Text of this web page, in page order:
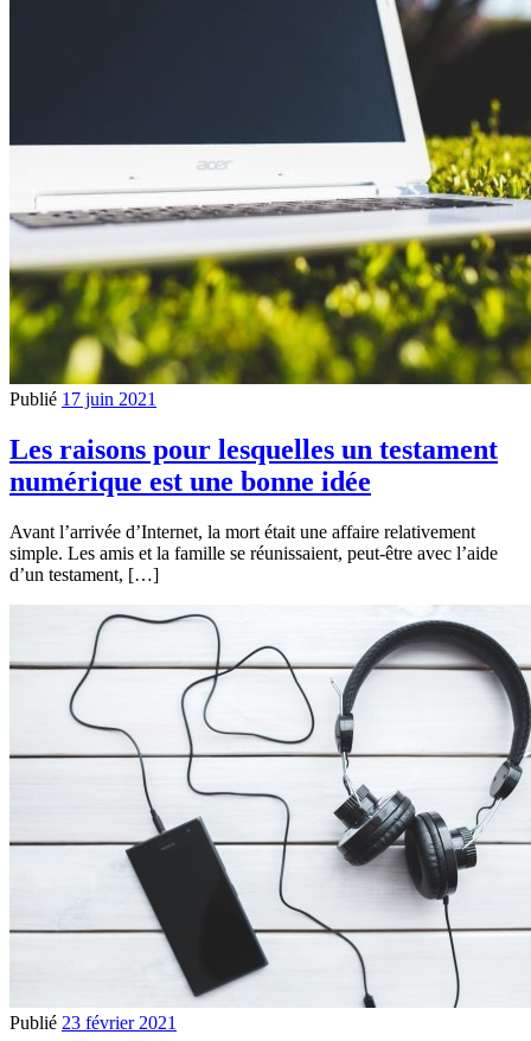
Publié 17 juin 2021
Les raisons pour lesquelles un testament
numérique est une bonne idée
Avant l’arrivée d’Internet, la mort était une affaire relativement
simple. Les amis et la famille se réunissaient, peut-être avec l’aide
d’un testament, […]
Publié 23 février 2021